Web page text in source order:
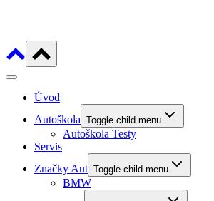
Úvod
Autoškola Toggle child menu
Autoškola Testy
Servis
Značky Aut Toggle child menu
BMW